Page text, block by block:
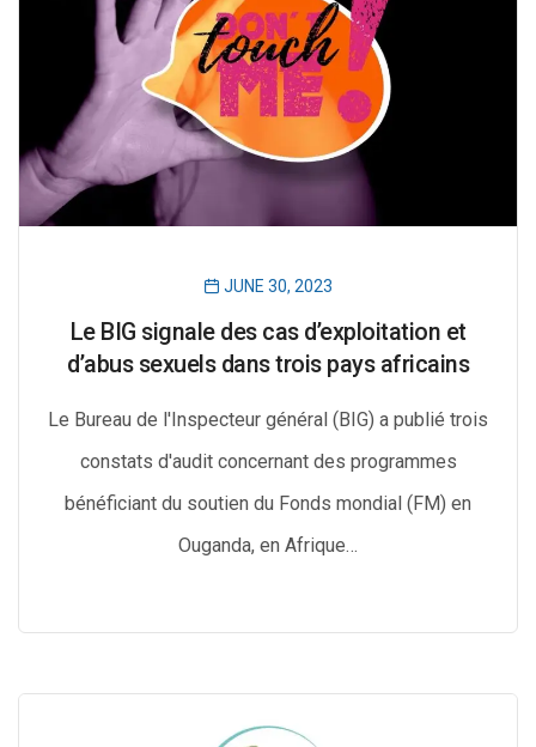
JUNE 30, 2023
Le BIG signale des cas d’exploitation et
d’abus sexuels dans trois pays africains
Le Bureau de l'Inspecteur général (BIG) a publié trois
constats d'audit concernant des programmes
bénéficiant du soutien du Fonds mondial (FM) en
Ouganda, en Afrique…